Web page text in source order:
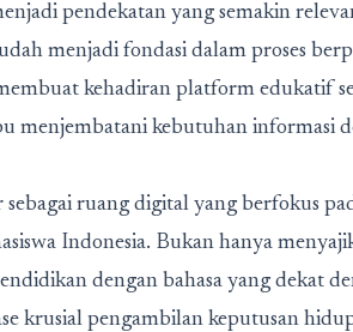
pendekatan yang semakin
menjadi fondasi dalam proses
kehadiran platform edukatif
menjembatani kebutuhan informasi
sebagai ruang digital yang berfokus
Indonesia. Bukan hanya
dengan bahasa yang dekat
krusial pengambilan keputusan